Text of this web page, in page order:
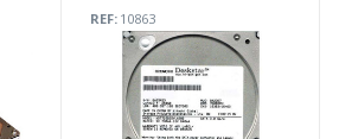
REF:10863